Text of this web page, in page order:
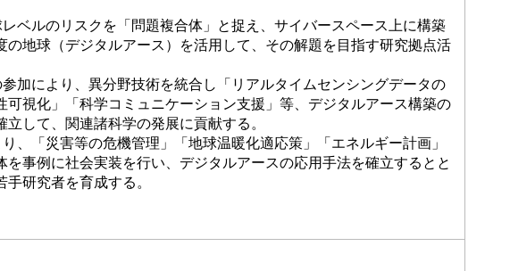
ベルのリスクを「問題複合体」と捉え、サイバースペース上に構築
の地球（デジタルアース）を活用して、その解題を目指す研究拠点活
加により、異分野技術を統合し「リアルタイムセンシングデータの
可視化」「科学コミュニケーション支援」等、デジタルアース構築の
して、関連諸科学の発展に貢献する。
、「災害等の危機管理」「地球温暖化適応策」「エネルギー計画」
を事例に社会実装を行い、デジタルアースの応用手法を確立するとと
手研究者を育成する。